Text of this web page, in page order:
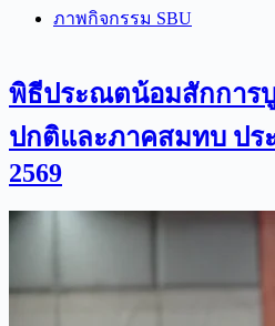
ภาพกิจกรรม SBU
พิธีประณตน้อมสักการ
ปกติและภาคสมทบ ปร
2569